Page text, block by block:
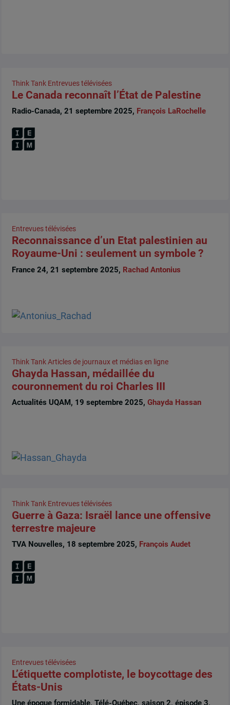
Think Tank Entrevues télévisées
Le Canada reconnaît l’État de Palestine
Radio-Canada, 21 septembre 2025, François LaRochelle
Entrevues télévisées
Reconnaissance d’un Etat palestinien au
Royaume-Uni : seulement un symbole ?
France 24, 21 septembre 2025, Rachad Antonius
Think Tank Articles de journaux et médias en ligne
Ghayda Hassan, médaillée du
couronnement du roi Charles III
Actualités UQAM, 19 septembre 2025, Ghayda Hassan
Think Tank Entrevues télévisées
Guerre à Gaza: Israël lance une offensive
terrestre majeure
TVA Nouvelles, 18 septembre 2025, François Audet
Entrevues télévisées
L’étiquette complotiste, le boycottage des
États-Unis
Une époque formidable, Télé-Québec, saison 2, épisode 3,